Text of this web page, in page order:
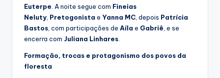
Euterpe . A noite segue com Fineias
Neluty Pretogonista e Yanna MC , depois Patrícia
Bastos , com participações de Aíla e Gabriê , e se
encerra com Juliana Linhares
Formação, trocas e protagonismo dos povos da
floresta